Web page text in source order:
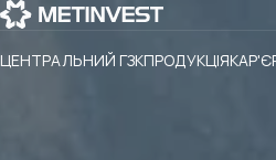
ЦЕНТРАЛЬНИЙ ГЗКПРОДУКЦІЯ